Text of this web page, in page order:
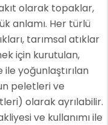
olarak topaklar,
anlamı. Her türlü
tarımsal atıklar
için kurutulan,
ile yoğunlaştırılan
peletleri ve
olarak ayrılabilir.
ve kullanımı ile